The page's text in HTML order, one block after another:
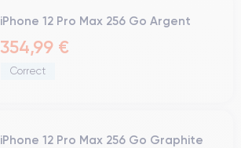
iPhone 12 Pro Max 256 Go Argent
354,99 €
Correct
iPhone 12 Pro Max 256 Go Graphite